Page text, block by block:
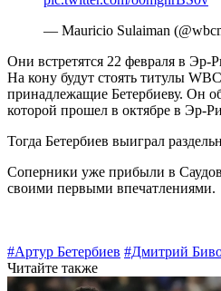
— Mauricio Sulaiman
Они встретятся 22 февраля в Эр-
На кону будут стоять титулы
принадлежащие Бетербиеву. Он
которой прошел в октябре в Эр-
Тогда Бетербиев выиграл
Соперники уже прибыли в
своими первыми впечатлениями.
#Артур Бетербиев #Дмитрий
Читайте также